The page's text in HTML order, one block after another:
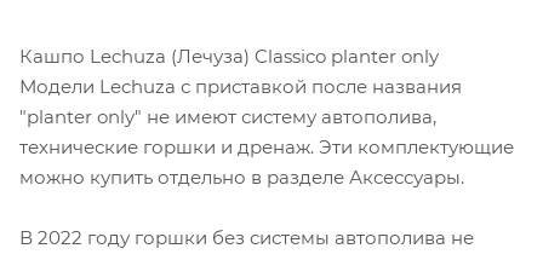
Кашпо Lechuza (Лечуза) Classico planter only
Модели Lechuza с приставкой после названия
"planter only" не имеют систему автополива,
технические горшки и дренаж. Эти комплектующие
можно купить отдельно в разделе Аксессуары.
В 2022 году горшки без системы автополива не